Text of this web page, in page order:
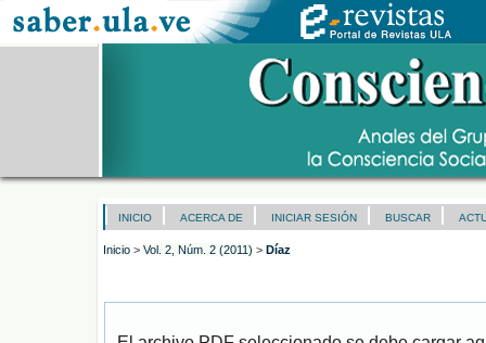
INICIO ACERCA DE INICIAR SESIÓN BUSCAR
Inicio > Vol. 2, Núm. 2 (2011) > Díaz